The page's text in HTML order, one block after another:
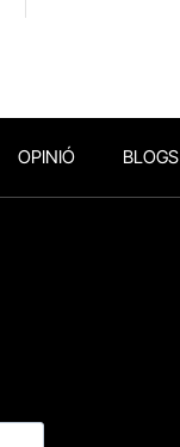
OPINIÓ BLOGS